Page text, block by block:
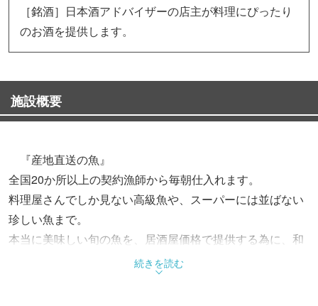
［銘酒］日本酒アドバイザーの店主が料理にぴったり
のお酒を提供します。
施設概要
『産地直送の魚』
全国20か所以上の契約漁師から毎朝仕入れます。
料理屋さんでしか見ない高級魚や、スーパーには並ばない
珍しい魚まで。
本当に美味しい旬の魚を、居酒屋価格で提供する為に、和
食歴15年の店主が厳選して仕入れます。
続きを読む